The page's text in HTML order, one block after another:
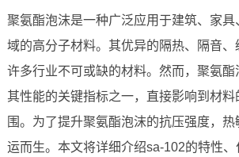
聚氨酯泡沫是一种广泛应用于建筑、家具
域的高分子材料。其优异的隔热、隔音、
许多行业不可或缺的材料。然而，聚氨酯
其性能的关键指标之一，直接影响到材
围。为了提升聚氨酯泡沫的抗压强度，
运而生。本文将详细介绍sa-102的特性